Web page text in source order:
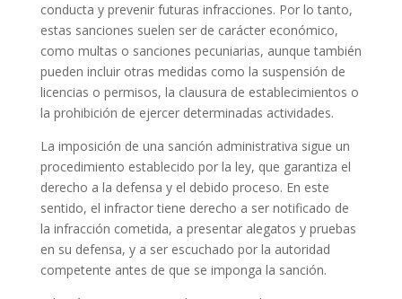
conducta y prevenir futuras infracciones. Por lo tanto,
estas sanciones suelen ser de carácter económico,
como multas o sanciones pecuniarias, aunque también
pueden incluir otras medidas como la suspensión de
licencias o permisos, la clausura de establecimientos o
la prohibición de ejercer determinadas actividades.
La imposición de una sanción administrativa sigue un
procedimiento establecido por la ley, que garantiza el
derecho a la defensa y el debido proceso. En este
sentido, el infractor tiene derecho a ser notificado de
la infracción cometida, a presentar alegatos y pruebas
en su defensa, y a ser escuchado por la autoridad
competente antes de que se imponga la sanción.